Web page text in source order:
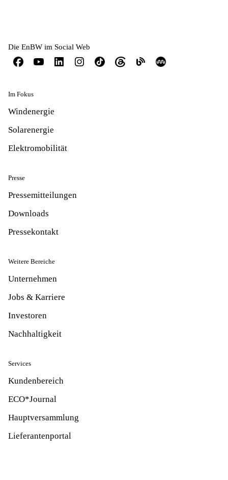
Die EnBW im Social Web
Im Fokus
Windenergie
Solarenergie
Elektromobilität
Presse
Pressemitteilungen
Downloads
Pressekontakt
Weitere Bereiche
Unternehmen
Jobs & Karriere
Investoren
Nachhaltigkeit
Services
Kundenbereich
ECO*Journal
Hauptversammlung
Lieferantenportal